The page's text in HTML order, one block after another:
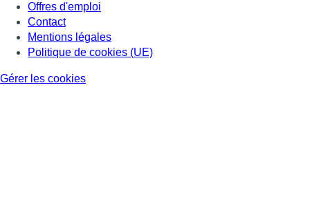
Offres d'emploi
Contact
Mentions légales
Politique de cookies (UE)
Gérer les cookies